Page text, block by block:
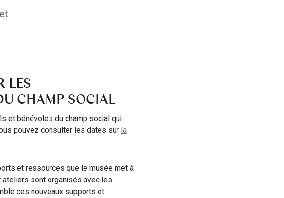
LES
CHAMP SOCIAL
et bénévoles du champ social qui
pouvez consulter les dates sur la
et ressources que le musée met à
sont organisés avec les
ces nouveaux supports et